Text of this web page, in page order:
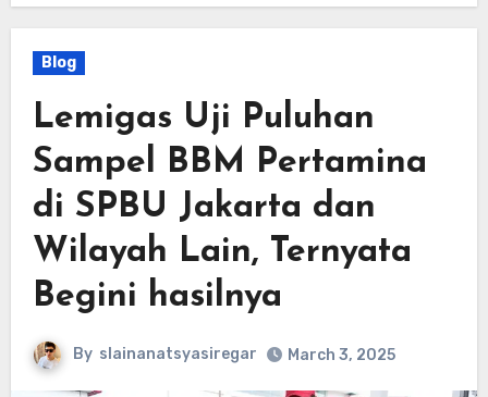
Blog
Lemigas Uji Puluhan
Sampel BBM Pertamina
di SPBU Jakarta dan
Wilayah Lain, Ternyata
Begini hasilnya
By slainanatsyasiregar March 3, 2025